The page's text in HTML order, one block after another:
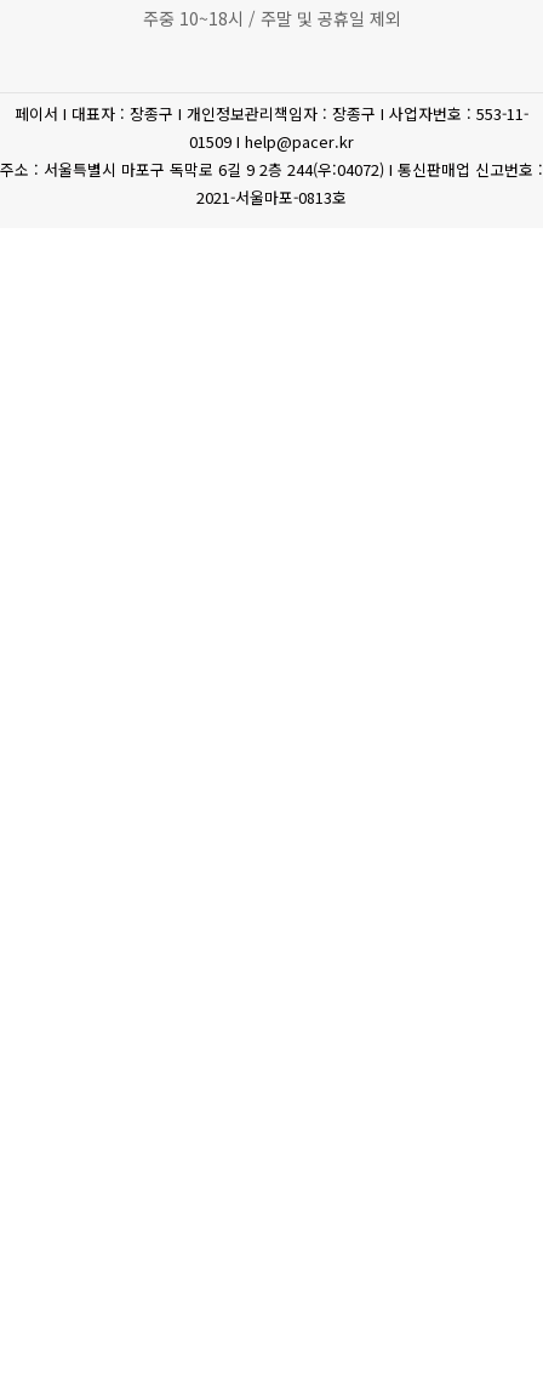
주중 10~18시 / 주말 및 공휴일 제외
페이서 I 대표자 : 장종구 I 개인정보관리책임자 : 장종구 I 사업자번호 : 553-11-
01509 I help@pacer.kr
주소 : 서울특별시 마포구 독막로 6길 9 2층 244(우:04072) I 통신판매업 신고번호 :
2021-서울마포-0813호